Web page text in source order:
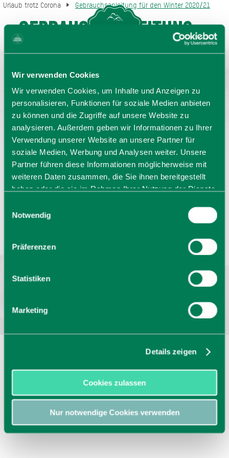
Wir verwenden Cookies
Wir verwenden Cookies, um Inhalte und Anzeigen zu
personalisieren, Funktionen für soziale Medien anbieten
zu können und die Zugriffe auf unsere Website zu
analysieren. Außerdem geben wir Informationen zu Ihrer
Verwendung unserer Website an unsere Partner für
soziale Medien, Werbung und Analysen weiter. Unsere
Partner führen diese Informationen möglicherweise mit
weiteren Daten zusammen, die Sie ihnen bereitgestellt
haben oder die sie im Rahmen Ihrer Nutzung der Dienste
Cookies, wenn Sie unsere Webseite weiterhin nutzen.
Notwendig
Präferenzen
Statistiken
Marketing
Details zeigen
Cookies zulassen
Nur notwendige Cookies verwenden
Urlaub trotz Corona Gebrauchsanleitung für den Winter 2020/21
Gebrauchsanleitung
für den Winter
2020/21
Naturregeln, Corona-Tipps
Prospekte
Kontakt
Bayern - traditionell anders
GASTGEBERSUCHE